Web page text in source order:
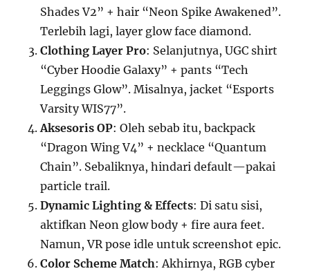
Shades V2” + hair “Neon Spike Awakened”.
Terlebih lagi, layer glow face diamond.
Clothing Layer Pro: Selanjutnya, UGC shirt
“Cyber Hoodie Galaxy” + pants “Tech
Leggings Glow”. Misalnya, jacket “Esports
Varsity WIS77”.
Aksesoris OP: Oleh sebab itu, backpack
“Dragon Wing V4” + necklace “Quantum
Chain”. Sebaliknya, hindari default—pakai
particle trail.
Dynamic Lighting & Effects: Di satu sisi,
aktifkan Neon glow body + fire aura feet.
Namun, VR pose idle untuk screenshot epic.
Color Scheme Match: Akhirnya, RGB cyber